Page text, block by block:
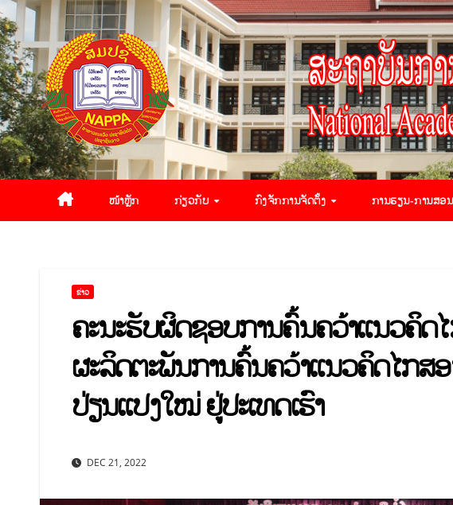
ໜ້າຫຼັກ ກ່ຽວກັບ ກົງຈັກການຈັດຕັ້ງ ການຮຽນ-ການສອນ
ຂ່າວ
ຄະນະຮັບຜິດຊອບການຄົ້ນຄວ້າແນວຄິດ
ຜະລິດຕະພັນການຄົ້ນຄວ້າແນວຄິດໄກ
ປ່ຽນແປງໃໝ່ ຢູ່ປະເທດເຮົາ
DEC 21, 2022